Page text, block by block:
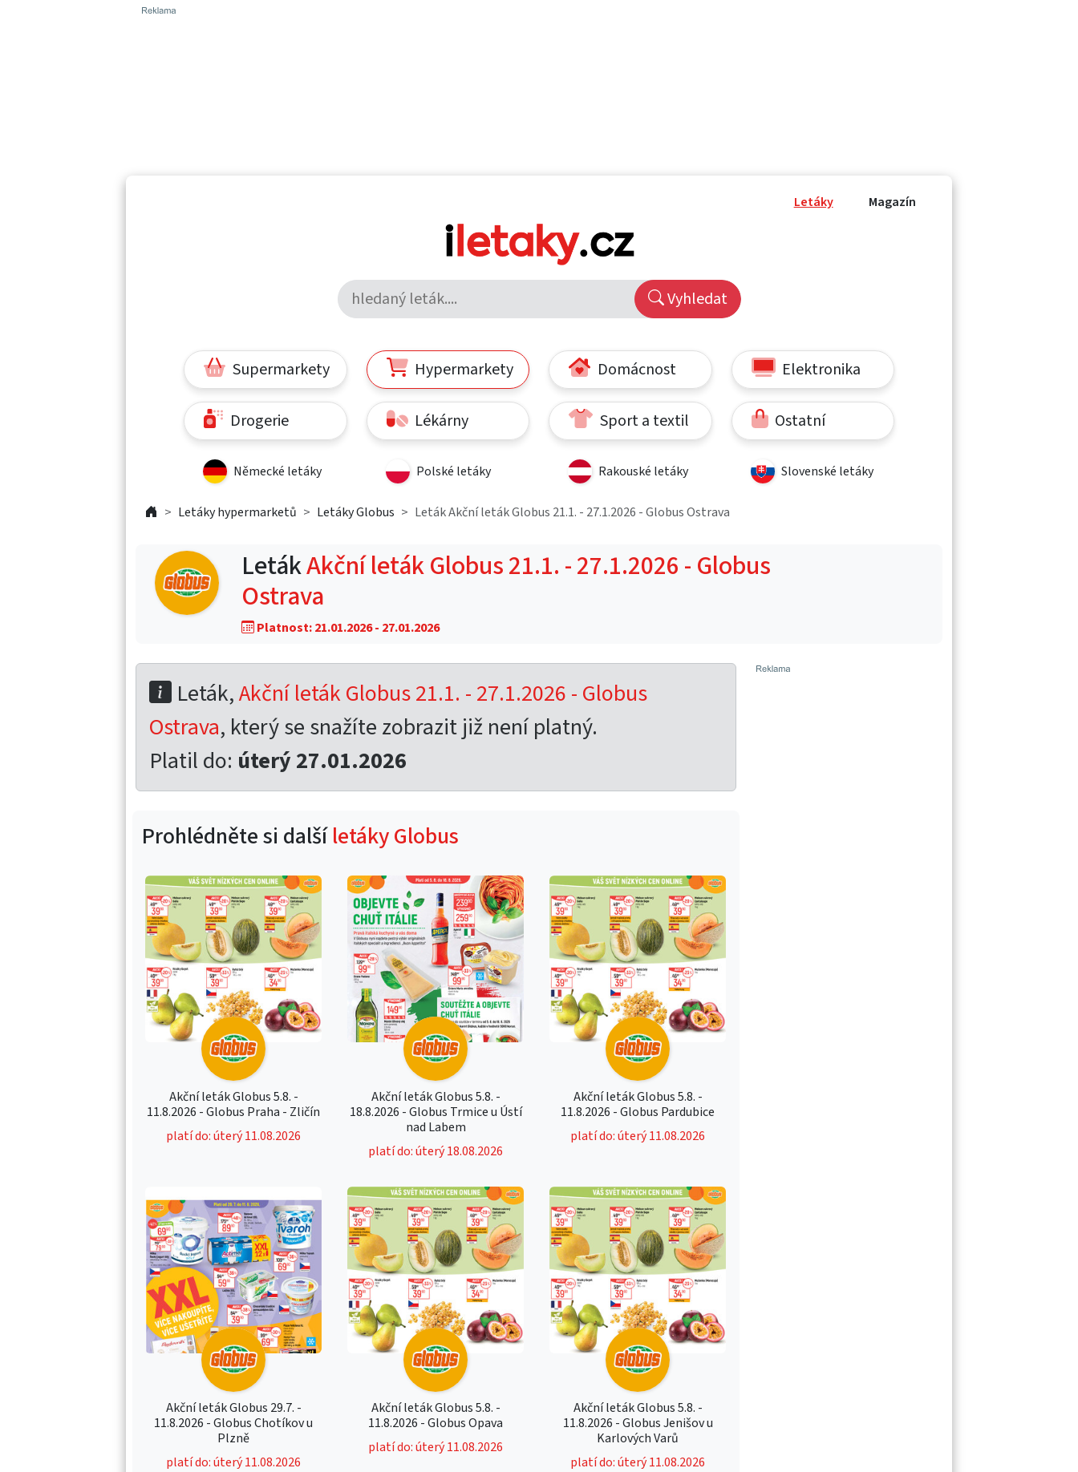
Letáky Magazín
Vyhledat
Supermarkety Hypermarkety Domácnost Elektronika
Drogerie Lékárny Sport a textil Ostatní
Německé letáky Polské letáky Rakouské letáky Slovenské letáky
Letáky hypermarketů Letáky Globus Leták Akční leták Globus 21.1. - 27.1.2026 - Globus Ostrava
LetákAkční leták Globus 21.1. - 27.1.2026 - Globus
Ostrava
Platnost: 21.01.2026 - 27.01.2026
Leták,Akční leták Globus 21.1. - 27.1.2026 - Globus
Ostrava, který se snažíte zobrazit již není platný.
Platil do: úterý 27.01.2026
Prohlédněte si dalšíletáky Globus
Akční leták Globus 5.8. -
11.8.2026 - Globus Praha - Zličín
platí do: úterý 11.08.2026
Akční leták Globus 5.8. -
18.8.2026 - Globus Trmice u Ústí
nad Labem
platí do: úterý 18.08.2026
Akční leták Globus 5.8. -
11.8.2026 - Globus Pardubice
platí do: úterý 11.08.2026
Akční leták Globus 29.7. -
11.8.2026 - Globus Chotíkov u
Plzně
platí do: úterý 11.08.2026
Akční leták Globus 5.8. -
11.8.2026 - Globus Opava
platí do: úterý 11.08.2026
Akční leták Globus 5.8. -
11.8.2026 - Globus Jenišov u
Karlových Varů
platí do: úterý 11.08.2026